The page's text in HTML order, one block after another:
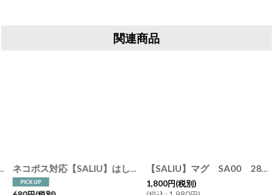
関連商品
[39502 [39503]
ネコポス対応【SALIU】はしおき 山桜 黒胡桃 （くるみ） 箸置き 円 丸 角 四角 ウォールナッツ レスト 木製 天然木 日本製 LOLO
【SALIU】マグ SA00 280ml/白/灰/黒/ホワイト/グレー/ブラック/マグカップ/コップ/サリウ/削ぎ/陶器/日本製
1,800円(税別)